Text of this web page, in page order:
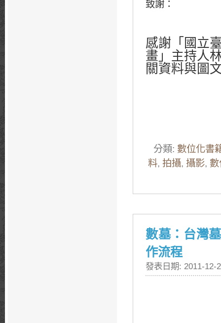
致謝：
感謝「國立
畫」主持人
關資料與圖
分類: 數位化書
料, 拍攝, 攝影, 數
數墓：台灣
作流程
發表日期: 2011-12-